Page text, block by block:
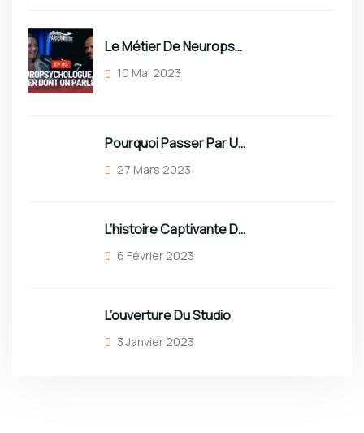
Le Métier De Neuropsychologue Sous Toutes Ses Coutures !
10 Mai 2023
Pourquoi Passer Par Un Studio Professionnel ?
27 Mars 2023
L’histoire Captivante Du Roi Vaval
6 Février 2023
L’ouverture Du Studio
3 Janvier 2023